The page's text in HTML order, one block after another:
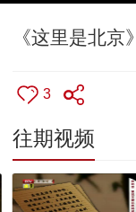
《这里是北
3
往期视频